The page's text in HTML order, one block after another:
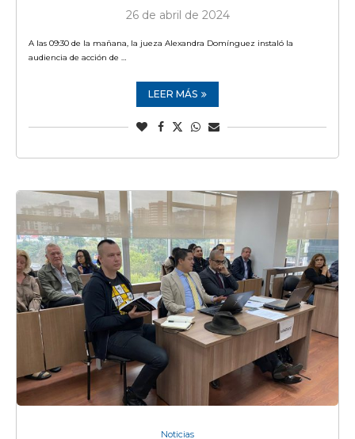
26 de abril de 2024
A las 09:30 de la mañana, la jueza Alexandra Domínguez instaló la
audiencia de acción de …
LEER MÁS
Noticias